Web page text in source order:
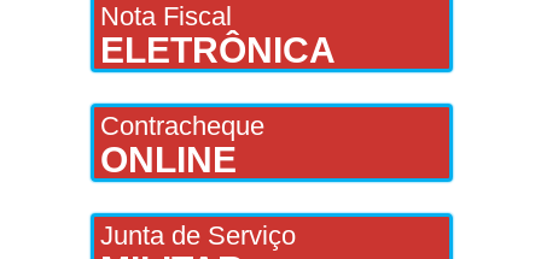
Nota Fiscal
ELETRÔNICA
Contracheque
ONLINE
Junta de Serviço